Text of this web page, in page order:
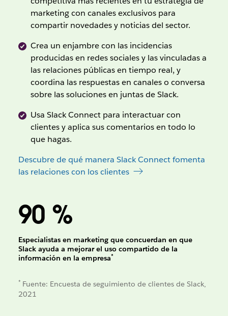
marketing con canales exclusivos para
compartir novedades y noticias del sector.
Crea un enjambre con las incidencias
producidas en redes sociales y las vinculadas a
las relaciones públicas en tiempo real, y
coordina las respuestas en canales o conversa
sobre las soluciones en juntas de Slack.
Usa Slack Connect para interactuar con
clientes y aplica sus comentarios en todo lo
que hagas.
Descubre de qué manera Slack Connect fomenta
las relaciones con los clientes
90 %
Especialistas en marketing que concuerdan en que
Slack ayuda a mejorar el uso compartido de la
información en la empresa*
* Fuente: Encuesta de seguimiento de clientes de Slack,
2021